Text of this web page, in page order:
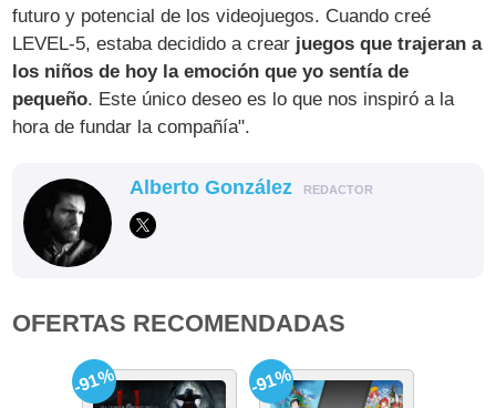
futuro y potencial de los videojuegos. Cuando creé
LEVEL-5, estaba decidido a crear juegos que trajeran a
los niños de hoy la emoción que yo sentía de
pequeño. Este único deseo es lo que nos inspiró a la
hora de fundar la compañía".
Alberto González REDACTOR
OFERTAS RECOMENDADAS
-91% -91%